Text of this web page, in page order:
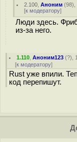
2.100 ,Аноним (98),
[к модератору]
Люди здесь.
из-за него.
1.110 ,Аноним123 (?),
[к модератору]
Rust уже впили.
код перепишут.